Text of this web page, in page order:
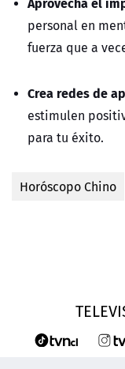
personal en
fuerza que a
Crea redes de
estimulen
para tu éxito.
Horóscopo Chino